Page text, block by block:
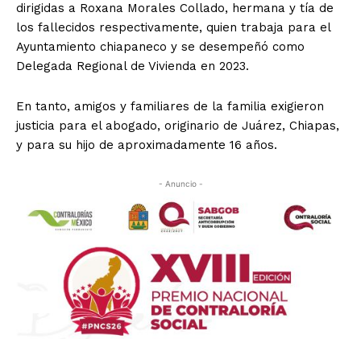
dirigidas a Roxana Morales Collado, hermana y tía de
los fallecidos respectivamente, quien trabaja para el
Ayuntamiento chiapaneco y se desempeñó como
Delegada Regional de Vivienda en 2023.
En tanto, amigos y familiares de la familia exigieron
justicia para el abogado, originario de Juárez, Chiapas,
y para su hijo de aproximadamente 16 años.
- Anuncio -